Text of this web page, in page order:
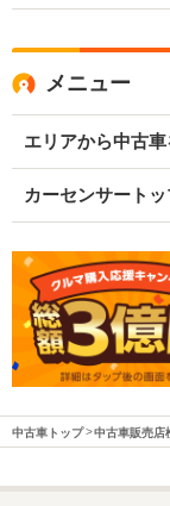
メニュー
エリアから中古
カーセンサート
中古車トップ 中古車販売店